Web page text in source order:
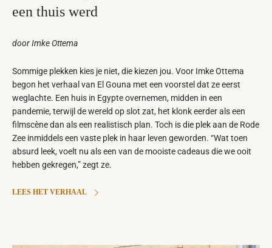
een thuis werd
door Imke Ottema
Sommige plekken kies je niet, die kiezen jou. Voor Imke Ottema
begon het verhaal van El Gouna met een voorstel dat ze eerst
weglachte. Een huis in Egypte overnemen, midden in een
pandemie, terwijl de wereld op slot zat, het klonk eerder als een
filmscène dan als een realistisch plan. Toch is die plek aan de Rode
Zee inmiddels een vaste plek in haar leven geworden. “Wat toen
absurd leek, voelt nu als een van de mooiste cadeaus die we ooit
hebben gekregen,” zegt ze.
LEES HET VERHAAL